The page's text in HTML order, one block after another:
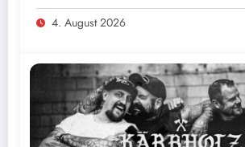
4. August 2026